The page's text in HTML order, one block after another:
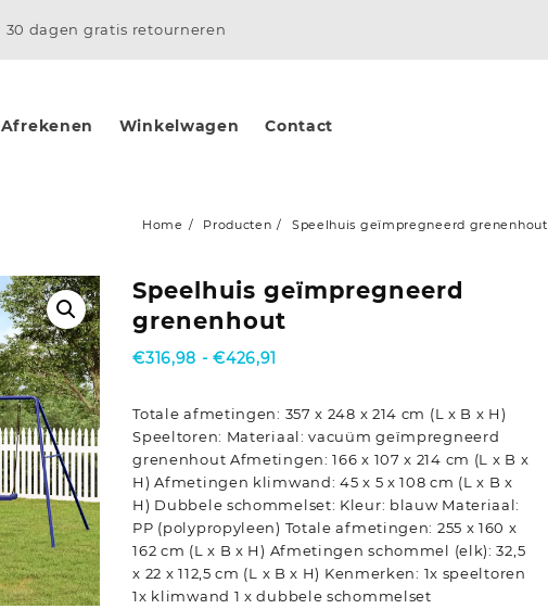
30 dagen gratis retourneren
Afrekenen Winkelwagen Contact
Home Producten Speelhuis geïmpregneerd grenenhout
Speelhuis geïmpregneerd
grenenhout
€316,98 - €426,91
€426,91
Totale afmetingen: 357 x 248 x 214 cm (L x B x H)
Speeltoren: Materiaal: vacuüm geïmpregneerd
grenenhout Afmetingen: 166 x 107 x 214 cm (L x B x
H) Afmetingen klimwand: 45 x 5 x 108 cm (L x B x
H) Dubbele schommelset: Kleur: blauw Materiaal:
PP (polypropyleen) Totale afmetingen: 255 x 160 x
162 cm (L x B x H) Afmetingen schommel (elk): 32,5
x 22 x 112,5 cm (L x B x H) Kenmerken: 1x speeltoren
1x klimwand 1 x dubbele schommelset